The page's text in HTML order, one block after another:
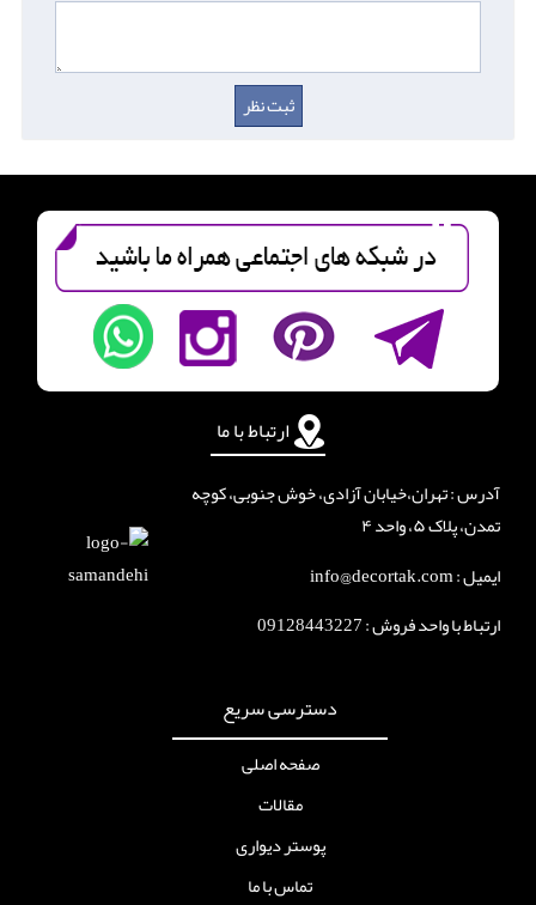
دسترسی سریع
صفحه اصلی
مقالات
پوستر دیواری
تماس با ما
ارتباط با ما
آدرس : تهران،خیابان آزادی، خوش جنوبی، کوچه
تمدن، پلاک ۵، واحد ۴
ایمیل : info@decortak.com
ارتباط با واحد فروش :09128443227